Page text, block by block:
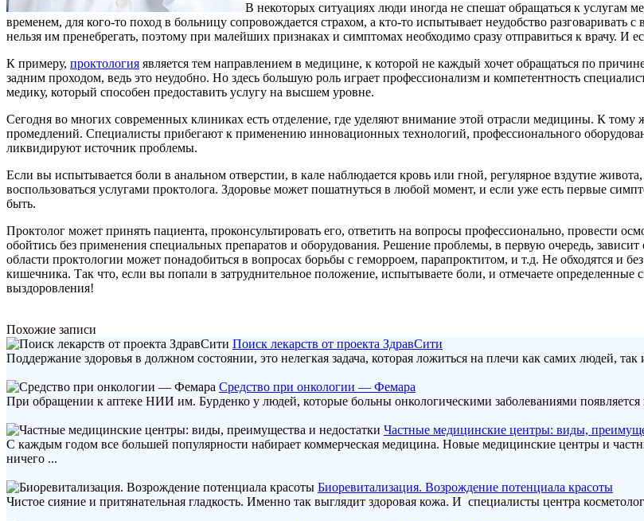
В некоторых ситуациях люди иногда не спешат обращаться к услугам
временем, для кого-то поход в больницу сопровождается страхом, а кто-то испытывает неудобство
нельзя им пренебрегать, поэтому при малейших признаках и симптомах необходимо сразу отправиться к врачу. И
К примеру, проктология является тем направлением в медицине, к которой не каждый хочет обращаться по
задним проходом, ведь это неудобно. Но здесь большую роль играет профессионализм и компетентность
медику, который способен предоставить услугу на высшем уровне.
Сегодня во многих современных клиниках есть отделение, где уделяют внимание этой отрасли медицины. К
промедлений. Специалисты прибегают к применению инновационных технологий, профессионального
ликвидируют источник проблемы.
Если вы испытывается боли в анальном отверстии, в кале наблюдается кровь или гной, регулярное вздутие
воспользоваться услугами проктолога. Здоровье может пошатнуться в любой момент, и если уже есть первые
быть.
Проктолог может принять пациента, проконсультировать его, ответить на вопросы профессионально, провести
обойтись без применения специальных препаратов и оборудования. Решение проблемы, в первую очередь,
области проктологии может понадобиться в вопросах борьбы с геморроем, парапроктитом, и т.д. Не обходятся и
кишечника. Так что, если вы попали в затруднительное положение, испытываете боли, и отмечаете
выздоровления!
Похожие записи
Поиск лекарств от проекта ЗдравСити
Поддержание здоровья в должном состоянии, это нелегкая задача, которая ложиться на плечи как самих людей,
Средство при онкологии — Фемара
При обращении к аптеке НИИ им. Бурденко у людей, которые больны онкологическими заболеваниями появляется
Частные медицинские центры: виды,
С каждым годом все большей популярности набирает коммерческая медицина. Новые медицинские центры и
ничего ...
Биоревитализация. Возрождение потенциала красоты
Чистое сияние и притянательная гладкость. Именно так выглядит здоровая кожа. И специалисты центра